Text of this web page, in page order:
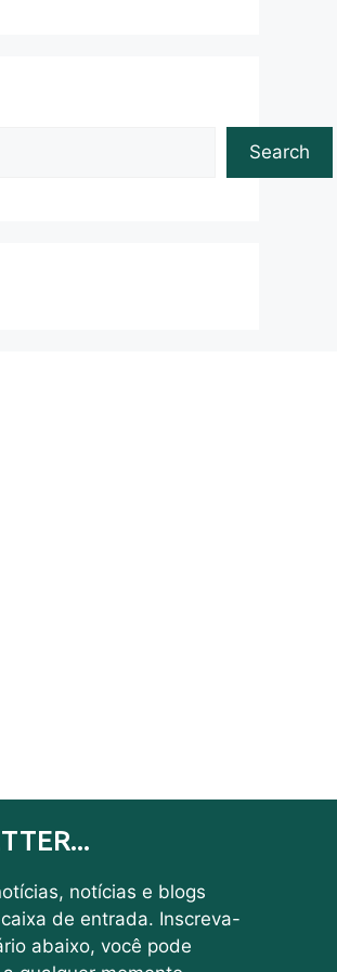
Search
notícias e blogs
de entrada. Inscreva-
abaixo, você pode